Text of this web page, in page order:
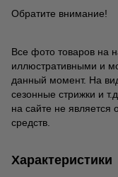
Обратите внимание!
Все фото товаров на
иллюстративными и
данный момент. На
сезонные стрижки и
на сайте не является
средств.
Характеристики